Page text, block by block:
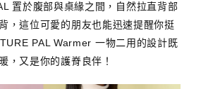
置於腹部與桌緣之間，自然拉直背部
，這位可愛的朋友也能迅速提醒你挺
PAL Warmer 一物二用的設計既
，又是你的護脊良伴！